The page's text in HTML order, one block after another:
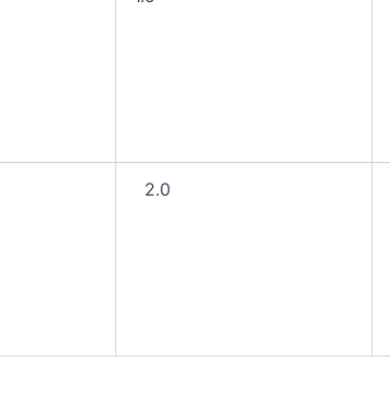
2.0